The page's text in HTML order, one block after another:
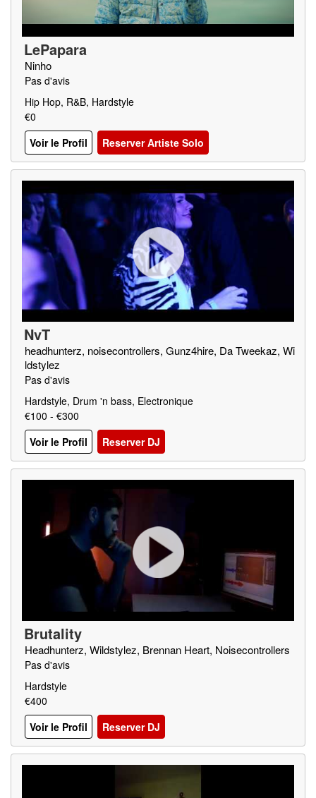
LePapara
Ninho
Pas d'avis
Hip Hop, R&B, Hardstyle
€0
Voir le Profil
Reserver Artiste Solo
NvT
headhunterz, noisecontrollers, Gunz4hire, Da Tweekaz, Wi
ldstylez
Pas d'avis
Hardstyle, Drum 'n bass, Electronique
€100 - €300
Voir le Profil
Reserver DJ
Brutality
Headhunterz, Wildstylez, Brennan Heart, Noisecontrollers
Pas d'avis
Hardstyle
€400
Voir le Profil
Reserver DJ